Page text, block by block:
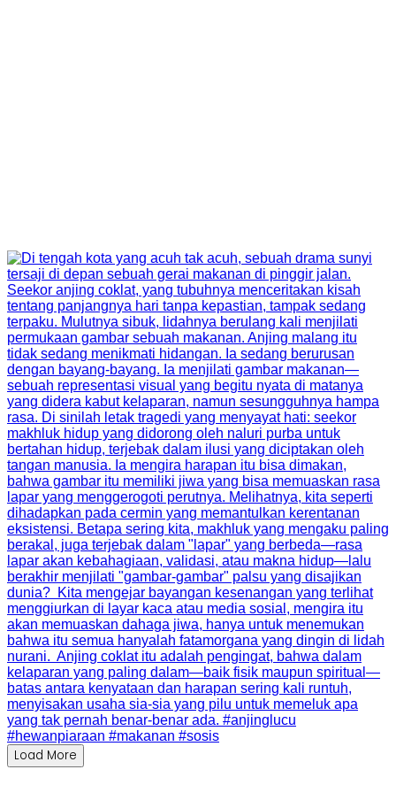
Load More